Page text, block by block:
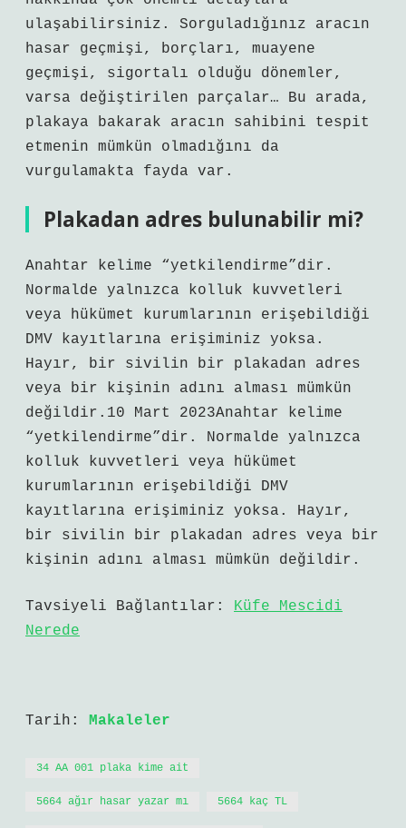
ulaşabilirsiniz. Sorguladığınız aracın
hasar geçmişi, borçları, muayene
geçmişi, sigortalı olduğu dönemler,
varsa değiştirilen parçalar… Bu arada,
plakaya bakarak aracın sahibini tespit
etmenin mümkün olmadığını da
vurgulamakta fayda var.
Plakadan adres bulunabilir mi?
Anahtar kelime “yetkilendirme”dir.
Normalde yalnızca kolluk kuvvetleri
veya hükümet kurumlarının erişebildiği
DMV kayıtlarına erişiminiz yoksa.
Hayır, bir sivilin bir plakadan adres
veya bir kişinin adını alması mümkün
değildir.10 Mart 2023Anahtar kelime
“yetkilendirme”dir. Normalde yalnızca
kolluk kuvvetleri veya hükümet
kurumlarının erişebildiği DMV
kayıtlarına erişiminiz yoksa. Hayır,
bir sivilin bir plakadan adres veya bir
kişinin adını alması mümkün değildir.
Tavsiyeli Bağlantılar: Küfe Mescidi
Nerede
Tarih: Makaleler
34 AA 001 plaka kime ait
5664 ağır hasar yazar mı 5664 kaç TL